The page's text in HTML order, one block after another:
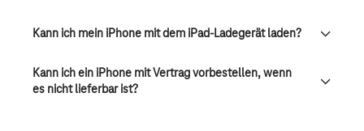
Kann ich mein iPhone mit dem iPad-Ladegerät laden?
Kann ich ein iPhone mit Vertrag vorbestellen, wenn
es nicht lieferbar ist?